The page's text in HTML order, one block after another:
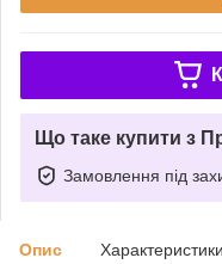
Що таке купити з
Замовлення під
Опис Характеристики